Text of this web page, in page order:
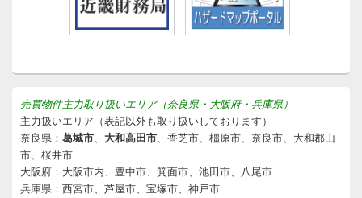
売買物件主力取り扱いエリア（奈良県・大阪府・兵庫県）
主力扱いエリア（表記以外も取り扱いしております）
奈良県： 葛城市、 大和高田市、香芝市、橿原市、奈良市、大和郡山
市、桜井市
大阪府：大阪市内、豊中市、箕面市、池田市、八尾市
兵庫県：西宮市、芦屋市、宝塚市、神戸市